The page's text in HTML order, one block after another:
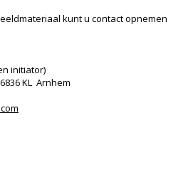
kunt u contact opnemen
initiator)
KL Arnhem